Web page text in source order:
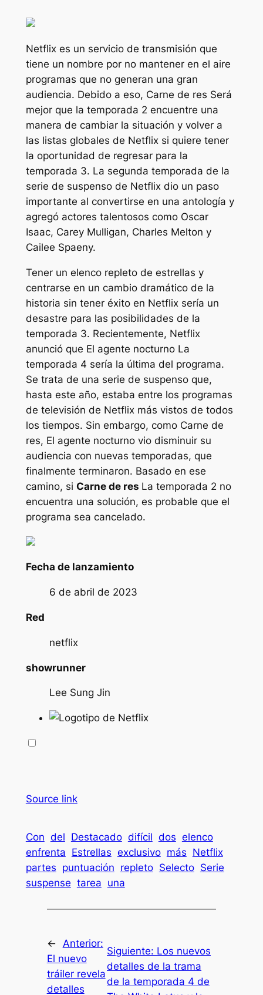
Netflix es un servicio de transmisión que
tiene un nombre por no mantener en el aire
programas que no generan una gran
audiencia. Debido a eso, Carne de res Será
mejor que la temporada 2 encuentre una
manera de cambiar la situación y volver a
las listas globales de Netflix si quiere tener
la oportunidad de regresar para la
temporada 3. La segunda temporada de la
serie de suspenso de Netflix dio un paso
importante al convertirse en una antología y
agregó actores talentosos como Oscar
Isaac, Carey Mulligan, Charles Melton y
Cailee Spaeny.
Tener un elenco repleto de estrellas y
centrarse en un cambio dramático de la
historia sin tener éxito en Netflix sería un
desastre para las posibilidades de la
temporada 3. Recientemente, Netflix
anunció que El agente nocturnoLa
temporada 4 sería la última del programa.
Se trata de una serie de suspenso que,
hasta este año, estaba entre los programas
de televisión de Netflix más vistos de todos
los tiempos. Sin embargo, como Carne de
res, El agente nocturnovio disminuir su
audiencia con nuevas temporadas, que
finalmente terminaron. Basado en ese
camino, si Carne de res La temporada 2 no
encuentra una solución, es probable que el
programa sea cancelado.
Fecha de lanzamiento
6 de abril de 2023
Red
netflix
showrunner
Lee Sung Jin
Source link
Con del Destacado difícil dos elenco
enfrenta Estrellas exclusivo más Netflix
partes puntuación repleto Selecto Serie
suspense tarea una
← Anterior:
El nuevo
tráiler revela
detalles
Siguiente: Los nuevos
detalles de la trama
de la temporada 4 de